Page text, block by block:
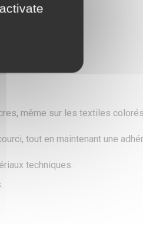
même sur les textiles
tout en maintenant une
techniques.